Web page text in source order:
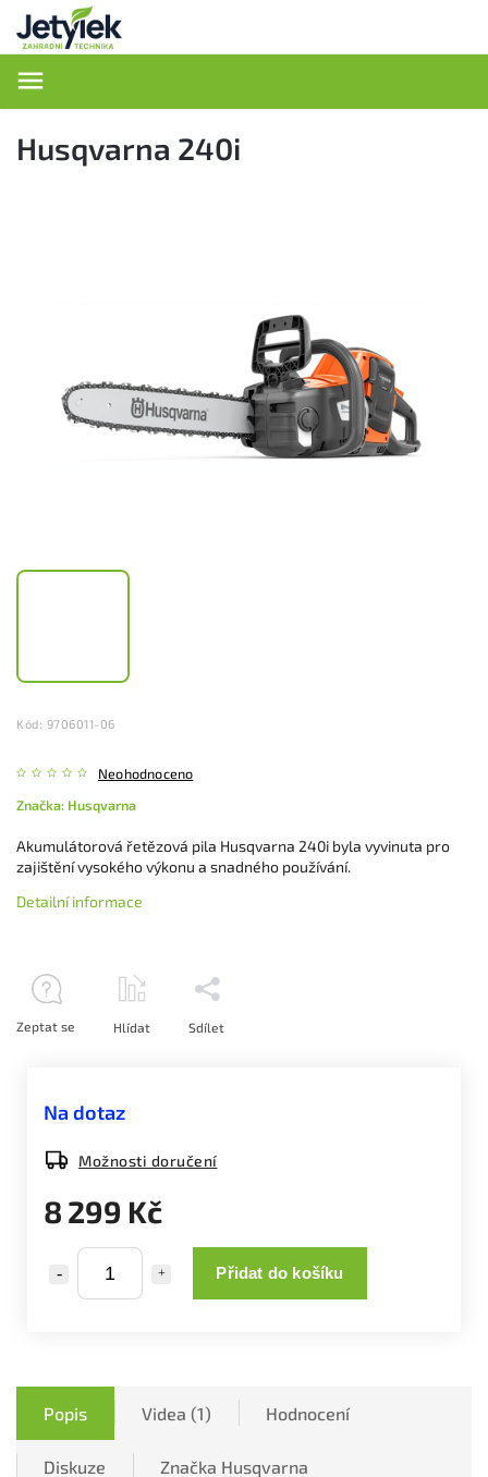
Husqvarna 240i
Kód: 9706011-06
Neohodnoceno
Značka: Husqvarna
8 299 Kč
Přidat do košíku
Na dotaz
Možnosti doručení
Akumulátorová řetězová pila Husqvarna 240i byla vyvinuta pro
zajištění vysokého výkonu a snadného používání.
Detailní informace
Zeptat se Hlídat Sdílet
Popis Videa (1) Hodnocení
Diskuze Značka Husqvarna